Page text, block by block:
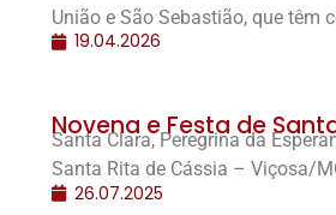
União e São Sebastião, que têm
19.04.2026
Novena e Festa de
Santa Clara, Peregrina da
Santa Rita de Cássia – Viçosa/
26.07.2025